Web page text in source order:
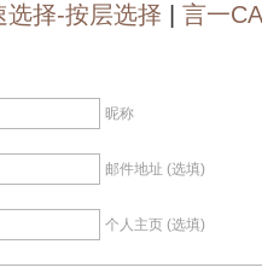
选择-按层选择 言一
昵称
邮件地址 (选填)
个人主页 (选填)